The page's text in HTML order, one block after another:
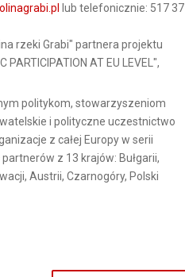
lub telefonicznie: 517 37
rzeki Grabi" partnera projektu
PARTICIPATION AT EU LEVEL",
politykom, stowarzyszeniom
i polityczne uczestnictwo
z całej Europy w serii
z 13 krajów: Bułgarii,
Austrii, Czarnogóry, Polski